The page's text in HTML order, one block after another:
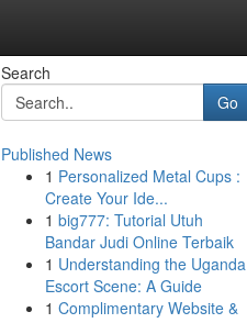
Search
Go
Published News
1 Personalized Metal Cups :
Create Your Ide...
1 big777: Tutorial Utuh
Bandar Judi Online Terbaik
1 Understanding the Uganda
Escort Scene: A Guide
1 Complimentary Website &